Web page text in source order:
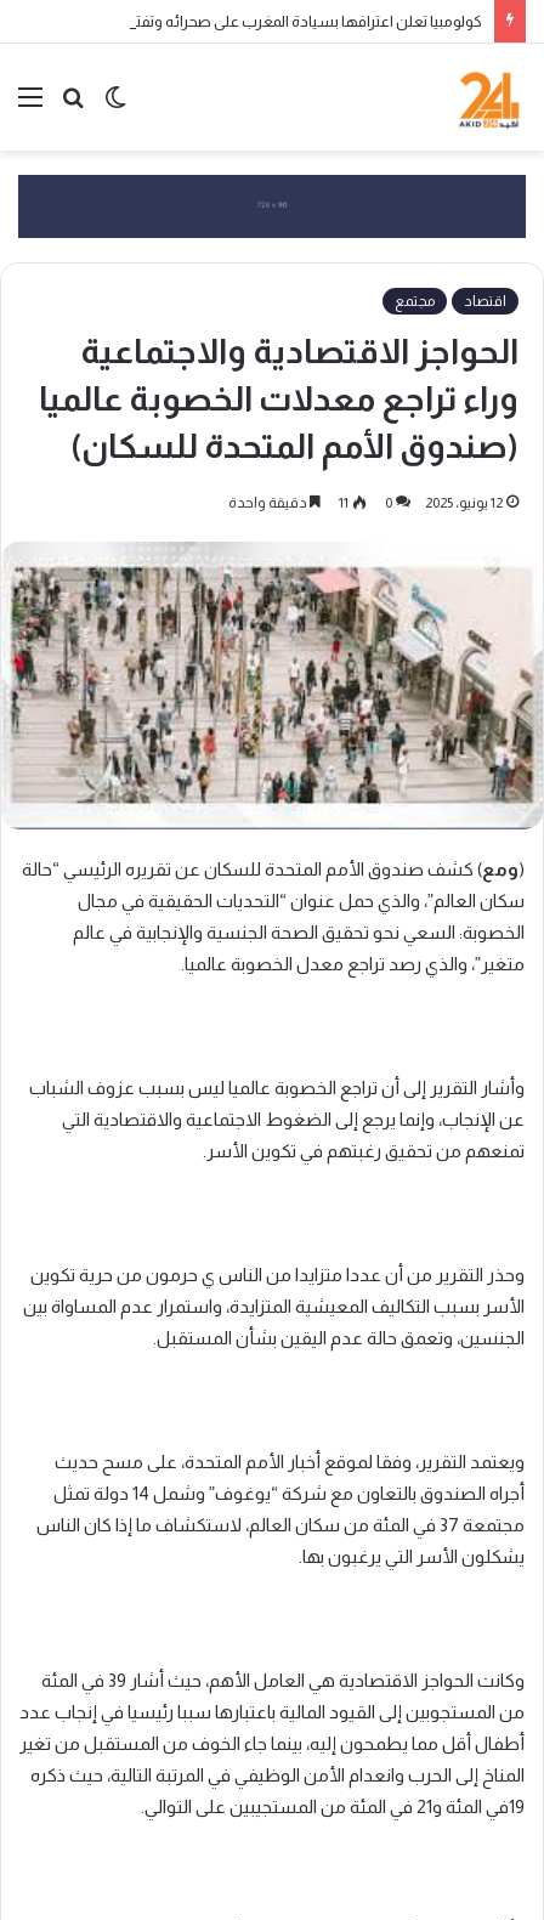
بحث
الوضع
اقتصاد مجتمع
الحواجز الاقتصادية والاجتماعية
وراء تراجع معدلات الخصوبة عالميا
(صندوق الأمم المتحدة للسكان)
12 يونيو، 2025 0
11 دقيقة واحدة
(ومع) كشف صندوق الأمم المتحدة للسكان عن تقريره الرئيسي “حالة
سكان العالم”، والذي حمل عنوان “التحديات الحقيقية في مجال
الخصوبة: السعي نحو تحقيق الصحة الجنسية والإنجابية في عالم
متغير”، والذي رصد تراجع معدل الخصوبة عالميا.
وأشار التقرير إلى أن تراجع الخصوبة عالميا ليس بسبب عزوف الشباب
عن الإنجاب، وإنما يرجع إلى الضغوط الاجتماعية والاقتصادية التي
تمنعهم من تحقيق رغبتهم في تكوين الأسر.
وحذر التقرير من أن عددا متزايدا من الناس ي حرمون من حرية تكوين
الأسر بسبب التكاليف المعيشية المتزايدة، واستمرار عدم المساواة بين
الجنسين، وتعمق حالة عدم اليقين بشأن المستقبل.
ويعتمد التقرير، وفقا لموقع أخبار الأمم المتحدة، على مسح حديث
أجراه الصندوق بالتعاون مع شركة “يوغوف” وشمل 14 دولة تمثل
مجتمعة 37 في المئة من سكان العالم، لاستكشاف ما إذا كان الناس
يشكلون الأسر التي يرغبون بها.
وكانت الحواجز الاقتصادية هي العامل الأهم، حيث أشار 39 في المئة
من المستجوبين إلى القيود المالية باعتبارها سببا رئيسيا في إنجاب عدد
أطفال أقل مما يطمحون إليه، بينما جاء الخوف من المستقبل من تغير
المناخ إلى الحرب وانعدام الأمن الوظيفي في المرتبة التالية، حيث ذكره
19في المئة و21 في المئة من المستجيبين على التوالي.